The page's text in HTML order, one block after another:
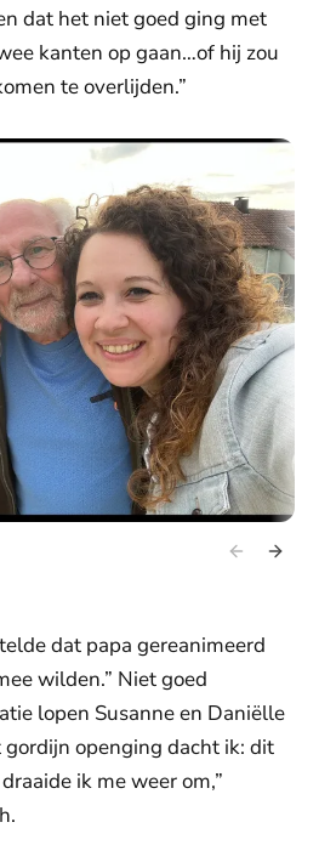
dat het niet goed ging met
kanten op gaan…of hij zou
te overlijden.”
dat papa gereanimeerd
wilden.” Niet goed
lopen Susanne en Daniëlle
gordijn openging dacht ik: dit
ik me weer om,”